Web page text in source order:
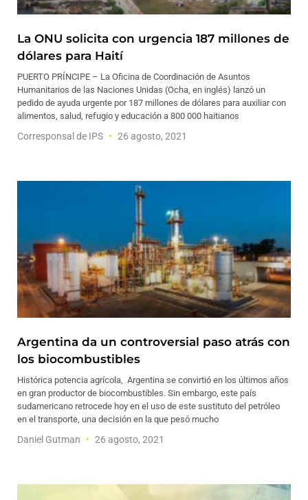
La ONU solicita con urgencia 187 millones de
dólares para Haití
PUERTO PRÍNCIPE – La Oficina de Coordinación de Asuntos
Humanitarios de las Naciones Unidas (Ocha, en inglés) lanzó un
pedido de ayuda urgente por 187 millones de dólares para auxiliar con
alimentos, salud, refugio y educación a 800 000 haitianos
Corresponsal de IPS 26 agosto, 2021
Argentina da un controversial paso atrás con
los biocombustibles
Histórica potencia agrícola, Argentina se convirtió en los últimos años
en gran productor de biocombustibles. Sin embargo, este país
sudamericano retrocede hoy en el uso de este sustituto del petróleo
en el transporte, una decisión en la que pesó mucho
Daniel Gutman 26 agosto, 2021